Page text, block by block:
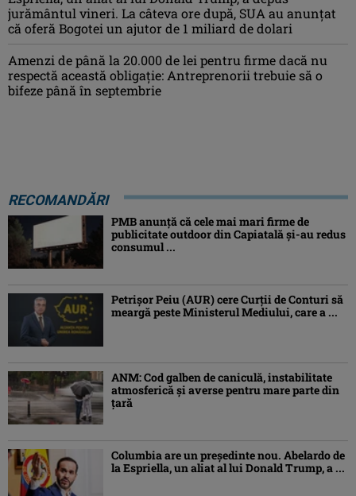
jurământul vineri. La câteva ore după, SUA au anunțat
că oferă Bogotei un ajutor de 1 miliard de dolari
Amenzi de până la 20.000 de lei pentru firme dacă nu
respectă această obligație: Antreprenorii trebuie să o
bifeze până în septembrie
RECOMANDĂRI
PMB anunță că cele mai mari firme de
publicitate outdoor din Capiatală și-au redus
consumul ...
Petrişor Peiu (AUR) cere Curții de Conturi să
meargă peste Ministerul Mediului, care a ...
ANM: Cod galben de caniculă, instabilitate
atmosferică și averse pentru mare parte din
țară
Columbia are un președinte nou. Abelardo de
la Espriella, un aliat al lui Donald Trump, a ...